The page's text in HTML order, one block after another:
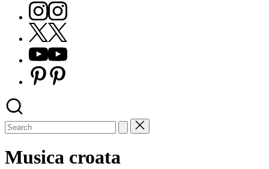
Instagram
X
Youtube
Pinterest
Musica croata